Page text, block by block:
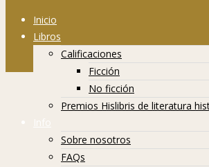
Inicio
Libros
Calificaciones
Ficción
No ficción
Premios Hislibris de literatura
Info
Sobre nosotros
FAQs